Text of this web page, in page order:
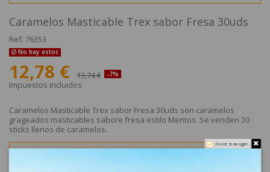
Caramelos Masticable Trex sabor Fresa 30uds
Ref. 76353
No hay estoc
12,78 € 13,74 € -7%
Impuestos incluidos
Caramelos Masticable Trex sabor Fresa 30uds son caramelos
grageados masticables sabore fresa estilo Mentos. Se venden 30
sticks llenos de caramelos.
Do not show again.